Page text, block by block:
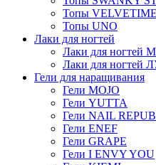
Топы VELVETIME
Топы UNO
Лаки для ногтей
Лаки для ногтей
Лаки для
Гели для наращивания
Гели MOJO
Гели YUTTA
Гели NAIL
Гели ENEF
Гели GRAPE
Гели I ENVY YOU